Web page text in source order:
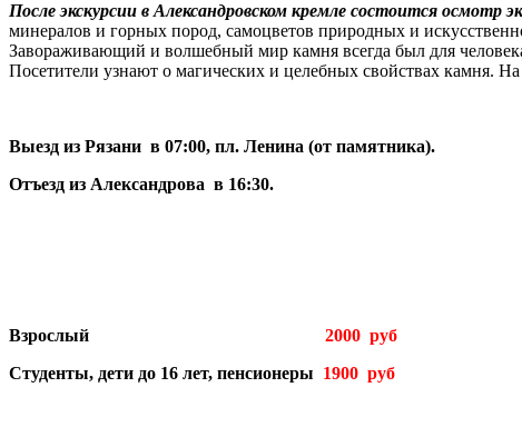
После экскурсии в Александровском кремле состоится осмотр
минералов и горных пород, самоцветов природных и
Завораживающий и волшебный мир камня всегда был для
Посетители узнают о магических и целебных свойствах камня.
Выезд из Рязани в 07:00, пл. Ленина (от памятника).
Отъезд из Александрова в 16:30.
Взрослый 2000 руб
Студенты, дети до 16 лет, пенсионеры 1900 руб